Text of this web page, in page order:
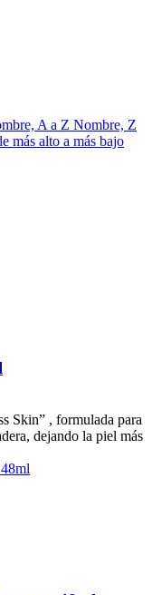
A a Z Nombre, Z
más alto a más bajo
Skin” , formulada para
dejando la piel más